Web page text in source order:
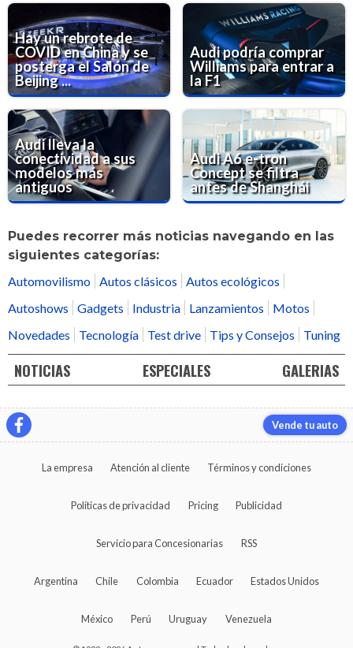
Hay un rebrote de
COVID en China y se
posterga el Salón de
Beijing ...
Audi podría comprar
Williams para entrar a
la F1
Audi lleva la
conectividad a sus
modelos más
antiguos
Audi A6 e-tron
Concept se filtra
antes de Shanghái
Puedes recorrer más noticias navegando en las
siguientes categorías:
Automovilismo Autos clásicos
Autos ecológicos
Autoshows
Gadgets Industria Lanzamientos
Motos
Novedades
Tecnología Test drive Tips y Consejos Tuning
NOTICIAS ESPECIALES GALERIAS
Vende tu auto
La empresa Atención al cliente Términos y condiciones
Políticas de privacidad Pricing Publicidad
Servicio para Concesionarias RSS
Argentina Chile Colombia Ecuador Estados Unidos
México Perú Uruguay Venezuela